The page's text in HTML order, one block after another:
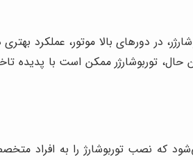
در دورهای بالا موتور، عملکرد
که نصب توربوشارژ را به افراد